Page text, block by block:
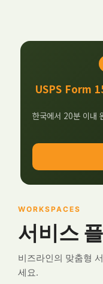
USPS Form
한국에서 20분 이내
WORKSPACES
서비스
비즈라인의 맞춤형
세요.